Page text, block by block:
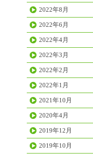
2022年8月
2022年6月
2022年4月
2022年3月
2022年2月
2022年1月
2021年10月
2020年4月
2019年12月
2019年10月